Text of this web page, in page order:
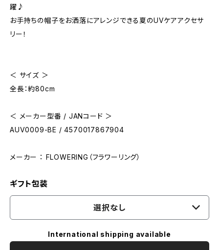
躍♪
お手持ちの帽子をお洒落にアレンジできる夏のUVケアアクセサ
リー！
＜ サイズ ＞
全長：約80cm
＜ メーカー型番 / JANコード ＞
AUV0009-BE / 4570017867904
メーカー ： FLOWERING（フラワーリング）
ギフト包装
選択なし
International shipping available